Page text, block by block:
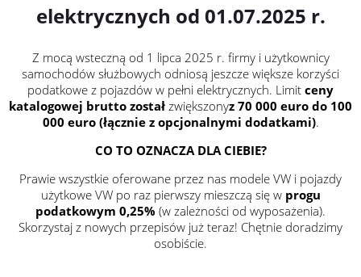
elektrycznych od 01.07.2025 r.
Z mocą wsteczną od 1 lipca 2025 r. firmy i użytkownicy
samochodów służbowych odniosą jeszcze większe korzyści
podatkowe z pojazdów w pełni elektrycznych. Limit ceny
katalogowej brutto został zwiększonyz 70 000 euro do 100
000 euro (łącznie z opcjonalnymi dodatkami).
CO TO OZNACZA DLA CIEBIE?
Prawie wszystkie oferowane przez nas modele VW i pojazdy
użytkowe VW po raz pierwszy mieszczą się w progu
podatkowym 0,25% (w zależności od wyposażenia).
Skorzystaj z nowych przepisów już teraz! Chętnie doradzimy
osobiście.